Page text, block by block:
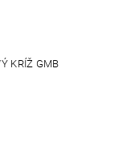
KRÍŽ GMB